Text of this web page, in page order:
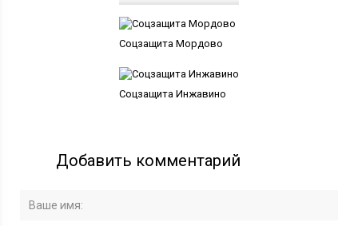
Соцзащита Мордово
Соцзащита Инжавино
Добавить комментарий